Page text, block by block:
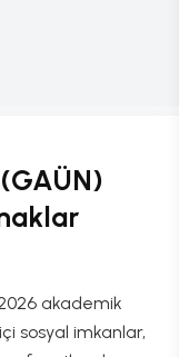
akademik
sosyal imkanlar,